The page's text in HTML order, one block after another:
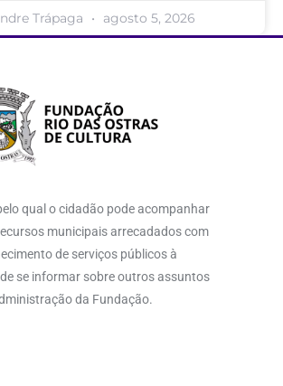
Trápaga agosto 5, 2026
qual o cidadão pode acompanhar
municipais arrecadados com
de serviços públicos à
se informar sobre outros assuntos
da Fundação.